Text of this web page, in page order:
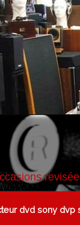
dvd sony dvp